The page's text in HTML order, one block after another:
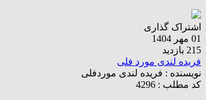
اشتراک گذاری
01 مهر 1404
215 بازدید
فریده لندی مورد فلی
نویسنده : فریده لندی موردفلی
کد مطلب : 4296